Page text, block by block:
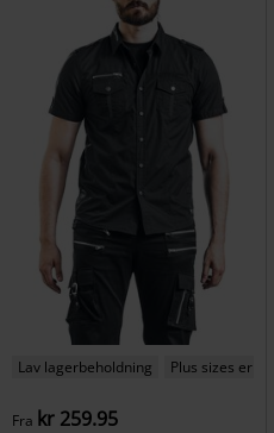
Lav lagerbeholdning Plus sizes er
Fra kr 259.95